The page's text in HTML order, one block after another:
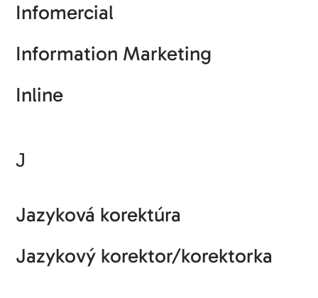
Infomercial
Information Marketing
Inline
J
Jazyková korektúra
Jazykový korektor/korektorka